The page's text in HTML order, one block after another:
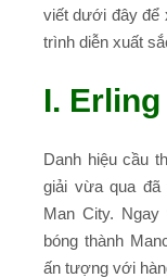
viết dưới đây để
trình diễn xuất
I.
Danh hiệu cầu
giải vừa qua đã
Man City.
bóng thành
ấn tượng với